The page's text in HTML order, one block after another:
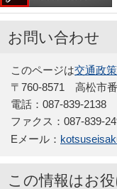
お問い合わせ
このページは交通政
〒760-8571 高松市
電話：087-839-2138
ファクス：087-839-
Eメール：
この情報はお